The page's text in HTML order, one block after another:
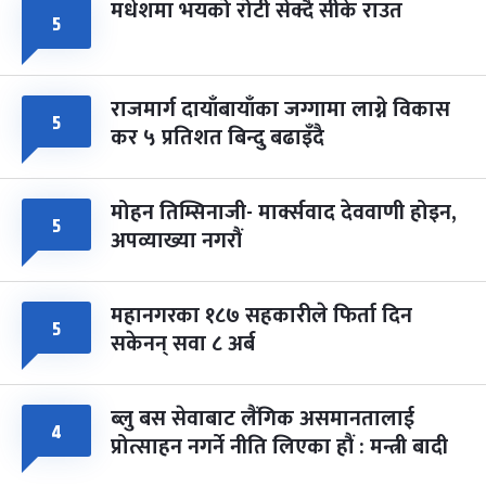
५ मधेशमा भयको रोटी सेक्दै सीके राउत
५ राजमार्ग दायाँबायाँका जग्गामा लाग्ने विकास
कर ५ प्रतिशत बिन्दु बढाइँदै
५ मोहन तिम्सिनाजी- मार्क्सवाद देववाणी होइन,
अपव्याख्या नगरौं
५ महानगरका १८७ सहकारीले फिर्ता दिन
सकेनन् सवा ८ अर्ब
४ ब्लु बस सेवाबाट लैंगिक असमानतालाई
प्रोत्साहन नगर्ने नीति लिएका हौं : मन्त्री बादी